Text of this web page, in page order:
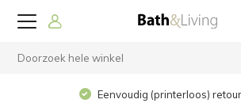
Eenvoudig (printerloos)